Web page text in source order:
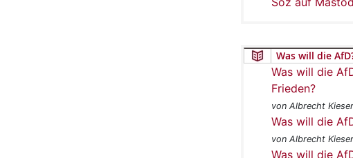
Was will die
Was will die
Frieden?
von Albrecht Kieser
Was will die
von Albrecht Kieser
Was will die